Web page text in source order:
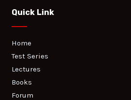
Quick Link
Home
Test Series
Lectures
Books
Forum